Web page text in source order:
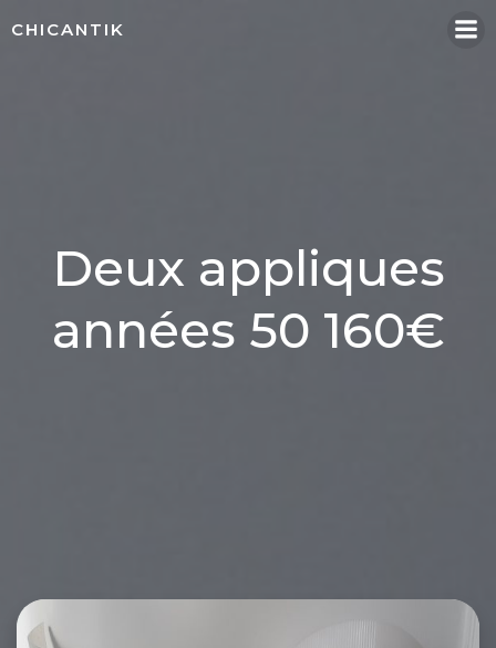
CHICANTIK
Deux appliques
années 50 160€